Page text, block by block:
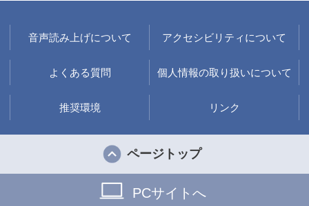
音声読み上げについて アクセシビリティについて
よくある質問 個人情報の取り扱いについて
推奨環境 リンク
ページトップ
PCサイトへ